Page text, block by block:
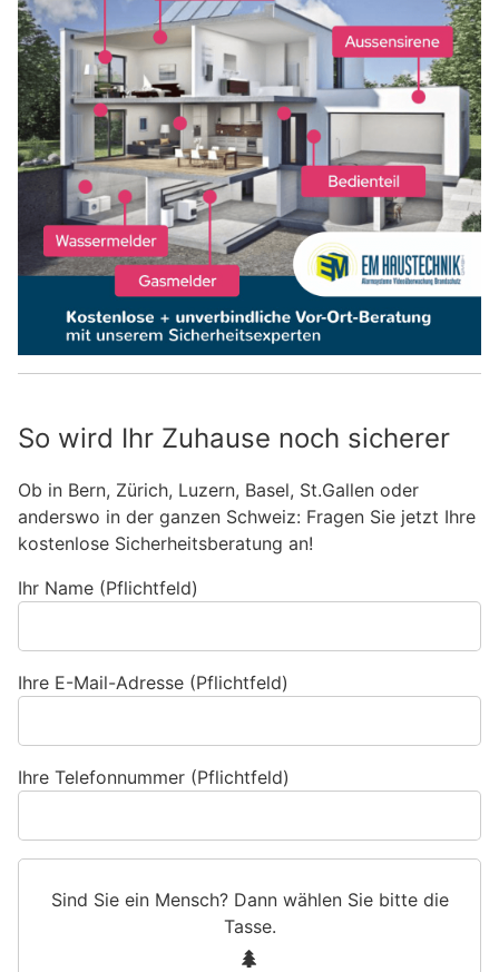
So wird Ihr Zuhause noch sicherer
Ob in Bern, Zürich, Luzern, Basel, St.Gallen oder
anderswo in der ganzen Schweiz: Fragen Sie jetzt Ihre
kostenlose Sicherheitsberatung an!
Ihr Name (Pflichtfeld)
Ihre E-Mail-Adresse (Pflichtfeld)
Ihre Telefonnummer (Pflichtfeld)
Sind Sie ein Mensch? Dann wählen Sie bitte die
Tasse.